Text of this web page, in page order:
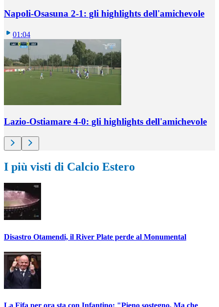
Napoli-Osasuna 2-1: gli highlights dell'amichevole
01:04
Lazio-Ostiamare 4-0: gli highlights dell'amichevole
I più visti di Calcio Estero
Disastro Otamendi, il River Plate perde al Monumental